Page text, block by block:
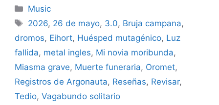
Categories
Music
Tags
2026, 26 de mayo, 3.0, Bruja campana,
dromos, Eihort, Huésped mutagénico, Luz
fallida, metal ingles, Mi novia moribunda,
Miasma grave, Muerte funeraria, Oromet,
Registros de Argonauta, Reseñas, Revisar,
Tedio, Vagabundo solitario